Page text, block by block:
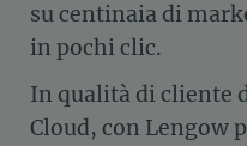
su centinaia di
in pochi clic.
In qualità di cliente
Cloud, con Lengow